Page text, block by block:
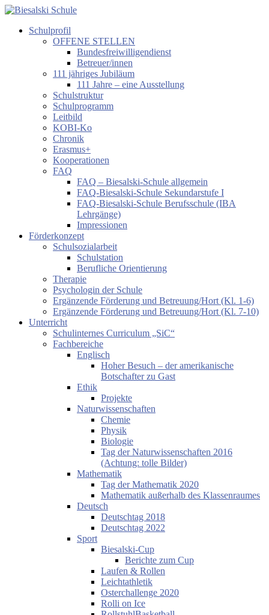
Zum
springen
Biesalski
Förderzentrum
körperliche
motorische
Entwicklung
Schulprofil
OFFENE STELLEN
Bundesfreiwilligendienst
Betreuer/innen
111 jähriges Jubiläum
111 Jahre – eine Ausstellung
Schulstruktur
Schulprogramm
Leitbild
KOBI-Ko
Chronik
Erasmus+
Kooperationen
FAQ
FAQ – Biesalski-Schule allgemein
FAQ-Biesalski-Schule Sekundarstufe I
FAQ-Biesalski-Schule Berufsschule (IBA
Lehrgänge)
Impressionen
Förderkonzept
Schulsozialarbeit
Schulstation
Berufliche Orientierung
Therapie
Psychologin der Schule
Ergänzende Förderung und Betreuung/Hort (Kl. 1-6)
Ergänzende Förderung und Betreuung/Hort (Kl. 7-10)
Unterricht
Schulinternes Curriculum „SiC“
Fachbereiche
Englisch
Hoher Besuch – der amerikanische
Botschafter zu Gast
Ethik
Projekte
Naturwissenschaften
Chemie
Physik
Biologie
Tag der Naturwissenschaften 2016
(Achtung: tolle Bilder)
Mathematik
Tag der Mathematik 2020
Mathematik außerhalb des Klassenraumes
Deutsch
Deutschtag 2018
Deutschtag 2022
Sport
Biesalski-Cup
Berichte zum Cup
Laufen & Rollen
Leichtathletik
Osterchallenge 2020
Rolli on Ice